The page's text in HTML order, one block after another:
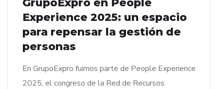
Experience 2025: un espacio
para repensar la gestión de
personas
En GrupoExpro fuimos parte de People Experience
2025, el congreso de la Red de Recursos